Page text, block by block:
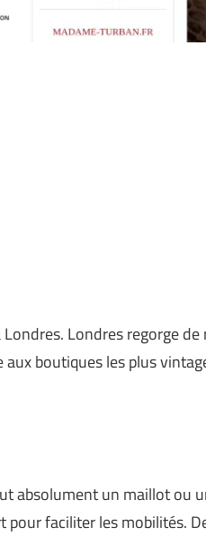
Londres regorge de
boutiques les plus
absolument un maillot ou
pour faciliter les mobilités.